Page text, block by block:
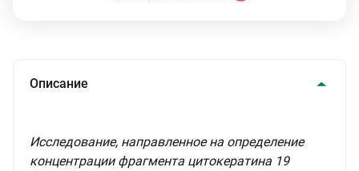
Описание
Исследование, направленное на определение
концентрации фрагмента цитокератина 19